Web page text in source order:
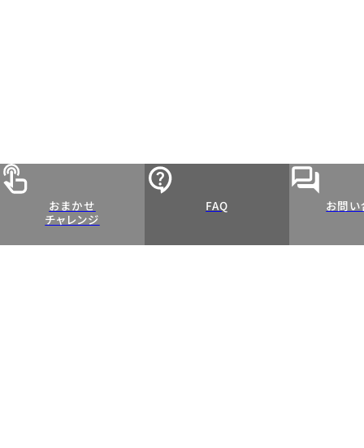
おまかせ
チャレンジ
FAQ お問